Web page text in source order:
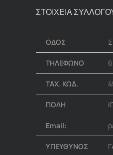
ΣΤΟΙΧΕΙΑ
ΟΔΟΣ
ΤΗΛΕΦΩΝΟ
ΤΑΧ. ΚΩΔ.
ΠΟΛΗ
Email:
ΥΠΕΥΘΥΝΟΣ